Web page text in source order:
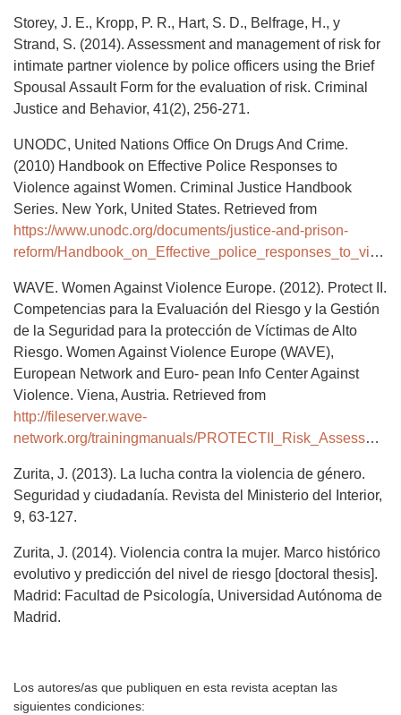
Storey, J. E., Kropp, P. R., Hart, S. D., Belfrage, H., y
Strand, S. (2014). Assessment and management of risk for
intimate partner violence by police officers using the Brief
Spousal Assault Form for the evaluation of risk. Criminal
Justice and Behavior, 41(2), 256-271.
UNODC, United Nations Office On Drugs And Crime.
(2010) Handbook on Effective Police Responses to
Violence against Women. Criminal Justice Handbook
Series. New York, United States. Retrieved from
https://www.unodc.org/documents/justice-and-prison-
reform/Handbook_on_Effective_police_responses_to_violence_against_women_English.pdf
WAVE. Women Against Violence Europe. (2012). Protect II.
Competencias para la Evaluación del Riesgo y la Gestión
de la Seguridad para la protección de Víctimas de Alto
Riesgo. Women Against Violence Europe (WAVE),
European Network and Euro- pean Info Center Against
Violence. Viena, Austria. Retrieved from
http://fileserver.wave-
network.org/trainingmanuals/PROTECTII_Risk_Assessment_and_Safety_2012_Spanish.pdf
Zurita, J. (2013). La lucha contra la violencia de género.
Seguridad y ciudadanía. Revista del Ministerio del Interior,
9, 63-127.
Zurita, J. (2014). Violencia contra la mujer. Marco histórico
evolutivo y predicción del nivel de riesgo [doctoral thesis].
Madrid: Facultad de Psicología, Universidad Autónoma de
Madrid.
Los autores/as que publiquen en esta revista aceptan las
siguientes condiciones: